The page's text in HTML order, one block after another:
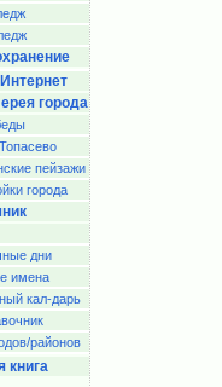
города
пейзажи
города
дни
имена
кал-дарь
райoнов
книга